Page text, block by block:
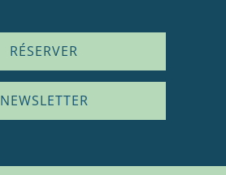
RÉSERVER
NEWSLETTER